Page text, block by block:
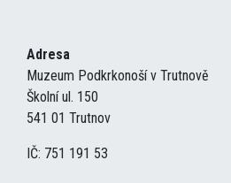
Adresa
Muzeum Podkrkonoší v Trutnově
Školní ul. 150
541 01 Trutnov
IČ: 751 191 53